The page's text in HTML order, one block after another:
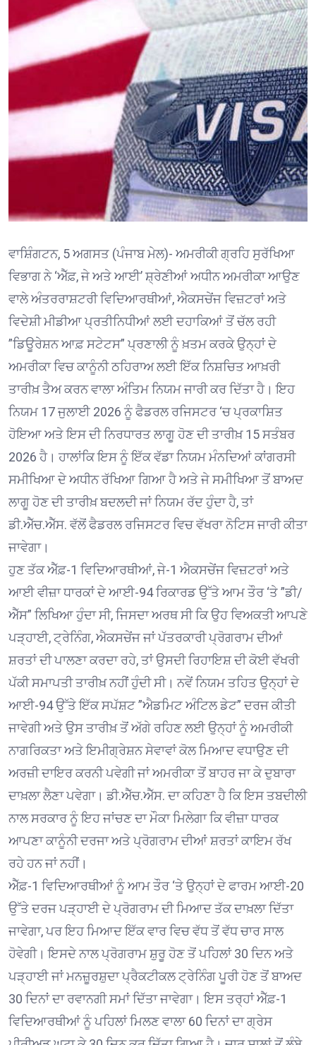
ਵਾਸ਼ਿੰਗਟਨ, 5 ਅਗਸਤ (ਪੰਜਾਬ ਮੇਲ)- ਅਮਰੀਕੀ ਗ੍ਰਹਿ ਸੁਰੱਖਿਆ
ਵਿਭਾਗ ਨੇ ‘ਐੱਫ਼, ਜੇ ਅਤੇ ਆਈ’ ਸ਼੍ਰੇਣੀਆਂ ਅਧੀਨ ਅਮਰੀਕਾ ਆਉਣ
ਵਾਲੇ ਅੰਤਰਰਾਸ਼ਟਰੀ ਵਿਦਿਆਰਥੀਆਂ, ਐਕਸਚੇਂਜ ਵਿਜ਼ਟਰਾਂ ਅਤੇ
ਵਿਦੇਸ਼ੀ ਮੀਡੀਆ ਪ੍ਰਤੀਨਿਧੀਆਂ ਲਈ ਦਹਾਕਿਆਂ ਤੋਂ ਚੱਲ ਰਹੀ
”ਡਿਊਰੇਸ਼ਨ ਆਫ਼ ਸਟੇਟਸ” ਪ੍ਰਣਾਲੀ ਨੂੰ ਖ਼ਤਮ ਕਰਕੇ ਉਨ੍ਹਾਂ ਦੇ
ਅਮਰੀਕਾ ਵਿਚ ਕਾਨੂੰਨੀ ਠਹਿਰਾਅ ਲਈ ਇੱਕ ਨਿਸ਼ਚਿਤ ਆਖ਼ਰੀ
ਤਾਰੀਖ਼ ਤੈਅ ਕਰਨ ਵਾਲਾ ਅੰਤਿਮ ਨਿਯਮ ਜਾਰੀ ਕਰ ਦਿੱਤਾ ਹੈ। ਇਹ
ਨਿਯਮ 17 ਜੁਲਾਈ 2026 ਨੂੰ ਫੈਡਰਲ ਰਜਿਸਟਰ ‘ਚ ਪ੍ਰਕਾਸ਼ਿਤ
ਹੋਇਆ ਅਤੇ ਇਸ ਦੀ ਨਿਰਧਾਰਤ ਲਾਗੂ ਹੋਣ ਦੀ ਤਾਰੀਖ਼ 15 ਸਤੰਬਰ
2026 ਹੈ। ਹਾਲਾਂਕਿ ਇਸ ਨੂੰ ਇੱਕ ਵੱਡਾ ਨਿਯਮ ਮੰਨਦਿਆਂ ਕਾਂਗਰਸੀ
ਸਮੀਖਿਆ ਦੇ ਅਧੀਨ ਰੱਖਿਆ ਗਿਆ ਹੈ ਅਤੇ ਜੇ ਸਮੀਖਿਆ ਤੋਂ ਬਾਅਦ
ਲਾਗੂ ਹੋਣ ਦੀ ਤਾਰੀਖ਼ ਬਦਲਦੀ ਜਾਂ ਨਿਯਮ ਰੱਦ ਹੁੰਦਾ ਹੈ, ਤਾਂ
ਡੀ.ਐੱਚ.ਐੱਸ. ਵੱਲੋਂ ਫੈਡਰਲ ਰਜਿਸਟਰ ਵਿਚ ਵੱਖਰਾ ਨੋਟਿਸ ਜਾਰੀ ਕੀਤਾ
ਜਾਵੇਗਾ।
ਹੁਣ ਤੱਕ ਐੱਫ਼-1 ਵਿਦਿਆਰਥੀਆਂ, ਜੇ-1 ਐਕਸਚੇਂਜ ਵਿਜ਼ਟਰਾਂ ਅਤੇ
ਆਈ ਵੀਜ਼ਾ ਧਾਰਕਾਂ ਦੇ ਆਈ-94 ਰਿਕਾਰਡ ਉੱਤੇ ਆਮ ਤੌਰ ‘ਤੇ ”ਡੀ/
ਐੱਸ” ਲਿਖਿਆ ਹੁੰਦਾ ਸੀ, ਜਿਸਦਾ ਅਰਥ ਸੀ ਕਿ ਉਹ ਵਿਅਕਤੀ ਆਪਣੇ
ਪੜ੍ਹਾਈ, ਟ੍ਰੇਨਿੰਗ, ਐਕਸਚੇਂਜ ਜਾਂ ਪੱਤਰਕਾਰੀ ਪ੍ਰੋਗਰਾਮ ਦੀਆਂ
ਸ਼ਰਤਾਂ ਦੀ ਪਾਲਣਾ ਕਰਦਾ ਰਹੇ, ਤਾਂ ਉਸਦੀ ਰਿਹਾਇਸ਼ ਦੀ ਕੋਈ ਵੱਖਰੀ
ਪੱਕੀ ਸਮਾਪਤੀ ਤਾਰੀਖ਼ ਨਹੀਂ ਹੁੰਦੀ ਸੀ। ਨਵੇਂ ਨਿਯਮ ਤਹਿਤ ਉਨ੍ਹਾਂ ਦੇ
ਆਈ-94 ਉੱਤੇ ਇੱਕ ਸਪੱਸ਼ਟ ”ਐਡਮਿਟ ਅੰਟਿਲ ਡੇਟ” ਦਰਜ ਕੀਤੀ
ਜਾਵੇਗੀ ਅਤੇ ਉਸ ਤਾਰੀਖ਼ ਤੋਂ ਅੱਗੇ ਰਹਿਣ ਲਈ ਉਨ੍ਹਾਂ ਨੂੰ ਅਮਰੀਕੀ
ਨਾਗਰਿਕਤਾ ਅਤੇ ਇਮੀਗ੍ਰੇਸ਼ਨ ਸੇਵਾਵਾਂ ਕੋਲ ਮਿਆਦ ਵਧਾਉਣ ਦੀ
ਅਰਜ਼ੀ ਦਾਇਰ ਕਰਨੀ ਪਵੇਗੀ ਜਾਂ ਅਮਰੀਕਾ ਤੋਂ ਬਾਹਰ ਜਾ ਕੇ ਦੁਬਾਰਾ
ਦਾਖ਼ਲਾ ਲੈਣਾ ਪਵੇਗਾ। ਡੀ.ਐੱਚ.ਐੱਸ. ਦਾ ਕਹਿਣਾ ਹੈ ਕਿ ਇਸ ਤਬਦੀਲੀ
ਨਾਲ ਸਰਕਾਰ ਨੂੰ ਇਹ ਜਾਂਚਣ ਦਾ ਮੌਕਾ ਮਿਲੇਗਾ ਕਿ ਵੀਜ਼ਾ ਧਾਰਕ
ਆਪਣਾ ਕਾਨੂੰਨੀ ਦਰਜਾ ਅਤੇ ਪ੍ਰੋਗਰਾਮ ਦੀਆਂ ਸ਼ਰਤਾਂ ਕਾਇਮ ਰੱਖ
ਰਹੇ ਹਨ ਜਾਂ ਨਹੀਂ।
ਐੱਫ਼-1 ਵਿਦਿਆਰਥੀਆਂ ਨੂੰ ਆਮ ਤੌਰ ‘ਤੇ ਉਨ੍ਹਾਂ ਦੇ ਫਾਰਮ ਆਈ-20
ਉੱਤੇ ਦਰਜ ਪੜ੍ਹਾਈ ਦੇ ਪ੍ਰੋਗਰਾਮ ਦੀ ਮਿਆਦ ਤੱਕ ਦਾਖ਼ਲਾ ਦਿੱਤਾ
ਜਾਵੇਗਾ, ਪਰ ਇਹ ਮਿਆਦ ਇੱਕ ਵਾਰ ਵਿਚ ਵੱਧ ਤੋਂ ਵੱਧ ਚਾਰ ਸਾਲ
ਹੋਵੇਗੀ। ਇਸਦੇ ਨਾਲ ਪ੍ਰੋਗਰਾਮ ਸ਼ੁਰੂ ਹੋਣ ਤੋਂ ਪਹਿਲਾਂ 30 ਦਿਨ ਅਤੇ
ਪੜ੍ਹਾਈ ਜਾਂ ਮਨਜ਼ੂਰਸ਼ੁਦਾ ਪ੍ਰੈਕਟੀਕਲ ਟ੍ਰੇਨਿੰਗ ਪੂਰੀ ਹੋਣ ਤੋਂ ਬਾਅਦ
30 ਦਿਨਾਂ ਦਾ ਰਵਾਨਗੀ ਸਮਾਂ ਦਿੱਤਾ ਜਾਵੇਗਾ। ਇਸ ਤਰ੍ਹਾਂ ਐੱਫ਼-1
ਵਿਦਿਆਰਥੀਆਂ ਨੂੰ ਪਹਿਲਾਂ ਮਿਲਣ ਵਾਲਾ 60 ਦਿਨਾਂ ਦਾ ਗ੍ਰੇਸ